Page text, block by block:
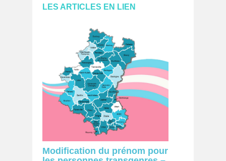
LES ARTICLES EN LIE N
Modification du prénom pour